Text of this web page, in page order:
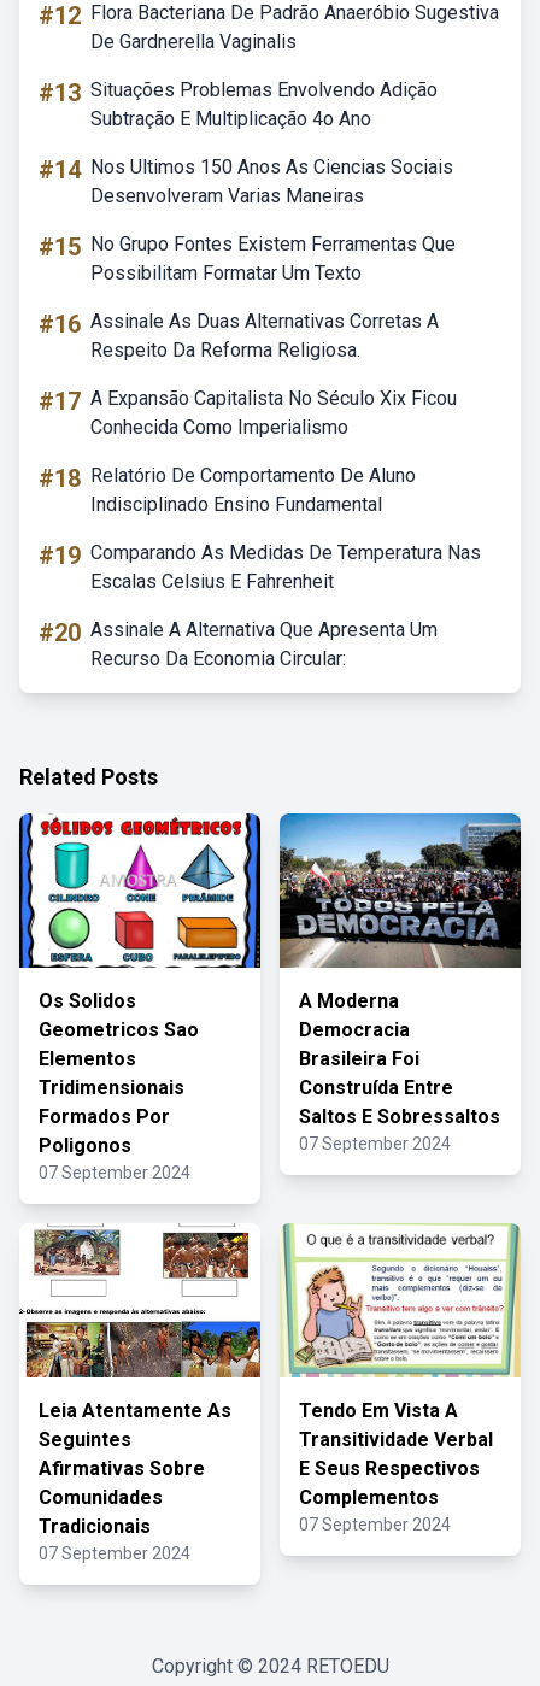
#12 Flora Bacteriana De Padrão Anaeróbio Sugestiva
De Gardnerella Vaginalis
#13 Situações Problemas Envolvendo Adição
Subtração E Multiplicação 4o Ano
#14 Nos Ultimos 150 Anos As Ciencias Sociais
Desenvolveram Varias Maneiras
#15 No Grupo Fontes Existem Ferramentas Que
Possibilitam Formatar Um Texto
#16 Assinale As Duas Alternativas Corretas A
Respeito Da Reforma Religiosa.
#17 A Expansão Capitalista No Século Xix Ficou
Conhecida Como Imperialismo
#18 Relatório De Comportamento De Aluno
Indisciplinado Ensino Fundamental
#19 Comparando As Medidas De Temperatura Nas
Escalas Celsius E Fahrenheit
#20 Assinale A Alternativa Que Apresenta Um
Recurso Da Economia Circular:
Related Posts
Os Solidos
Geometricos Sao
Elementos
Tridimensionais
Formados Por
Poligonos
07 September 2024
A Moderna
Democracia
Brasileira Foi
Construída Entre
Saltos E Sobressaltos
07 September 2024
Leia Atentamente As
Seguintes
Afirmativas Sobre
Comunidades
Tradicionais
07 September 2024
Tendo Em Vista A
Transitividade Verbal
E Seus Respectivos
Complementos
07 September 2024
Copyright © 2024 RETOEDU